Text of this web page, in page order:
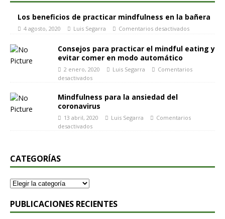
Los beneficios de practicar mindfulness en la bañera
4 agosto, 2020 Luis Segarra Comentarios desactivados
Consejos para practicar el mindful eating y
evitar comer en modo automático
2 enero, 2020 Luis Segarra
Comentarios
desactivados
Mindfulness para la ansiedad del
coronavirus
13 abril, 2020 Luis Segarra
Comentarios
desactivados
CATEGORÍAS
PUBLICACIONES RECIENTES